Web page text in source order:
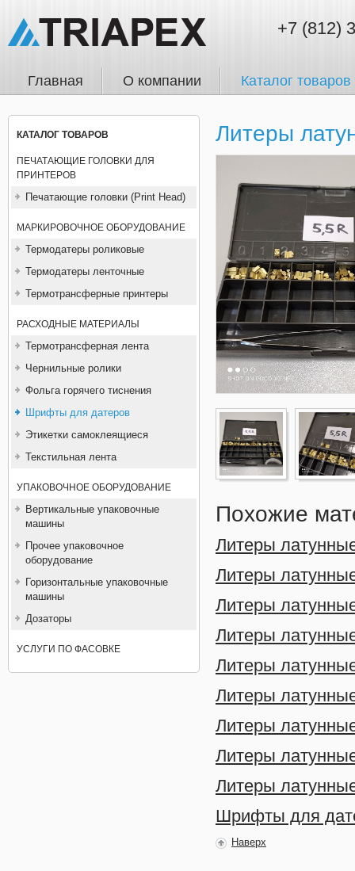
+7 (812)
Главная О компании Каталог товаров
КАТАЛОГ ТОВАРОВ
ПЕЧАТАЮЩИЕ ГОЛОВКИ ДЛЯ
ПРИНТЕРОВ
Печатающие головки (Print Head)
МАРКИРОВОЧНОЕ ОБОРУДОВАНИЕ
Термодатеры роликовые
Термодатеры ленточные
Термотрансферные принтеры
РАСХОДНЫЕ МАТЕРИАЛЫ
Термотрансферная лента
Чернильные ролики
Фольга горячего тиснения
Шрифты для датеров
Этикетки самоклеящиеся
Текстильная лента
УПАКОВОЧНОЕ ОБОРУДОВАНИЕ
Вертикальные упаковочные
машины
Прочее упаковочное
оборудование
Горизонтальные упаковочные
машины
Дозаторы
УСЛУГИ ПО ФАСОВКЕ
Литеры
Похожие
Литеры
Литеры
Литеры
Литеры
Литеры
Литеры
Литеры
Литеры
Литеры
Шрифты для
Наверх